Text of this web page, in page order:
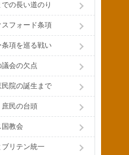
の長い道のり
フォード条項
項を巡る戦い
議会の欠点
院の誕生まで
庶民の台頭
国教会
リテン統一